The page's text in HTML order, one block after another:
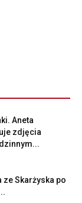
Aneta
zdjęcia
ze Skarżyska po